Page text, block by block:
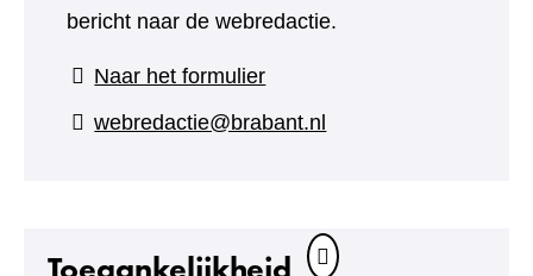
bericht naar de webredactie.
Naar het formulier(verwijst
naar
webredactie@brabant.nl